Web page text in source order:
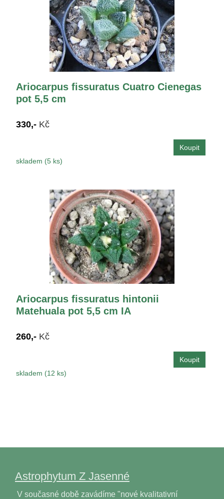
Ariocarpus fissuratus Cuatro Cienegas
pot 5,5 cm
330,- Kč
skladem (5 ks)
Ariocarpus fissuratus hintonii
Matehuala pot 5,5 cm IA
260,- Kč
skladem (12 ks)
Astrophytum Z Jasenné
V současné době zavádíme "nové kvalitativní